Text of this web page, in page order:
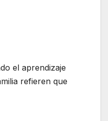
el aprendizaje
refieren que